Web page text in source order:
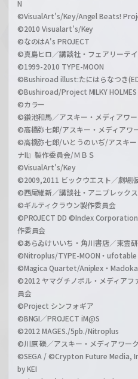
N
©VisualArt's/Key/Angel Beats!
©2010 Visualart's/Key
©なのはA's PROJECT
©真島ヒロ／講談社・フェアリーテ
©1999-2010 TYPE-MOON
©Bushiroad illust:たにはらなつき
©Bushiroad/Project MILKY HOLMES
©カラー
©鎌池和馬／アスキー・メディアワー
©高橋弥七郎/アスキー・メディアワ
©高橋弥七郎/いとうのいぢ/アスキ
ナII』製作委員会/ＭＢＳ
©VisualArt's/Key
©2009,2011 ビックウエスト／劇場
©西尾維新／講談社・アニプレック
©ギルティクラウン製作委員会
©PROJECT DD ©Index
作委員会
©あらゐけいいち・角川書店／東雲
©Nitroplus/TYPE-MOON・ufotable
©Magica Quartet/Aniplex・Madoka
©2012 ヤマグチノボル・メディアフ
員会
©Project シンフォギア
©BNGI／PROJECT iM@S
©2012 MAGES./5pb./Nitroplus
©川原 礫／アスキー・メディアワー
©SEGA / ©Crypton Future Media,
by KEI